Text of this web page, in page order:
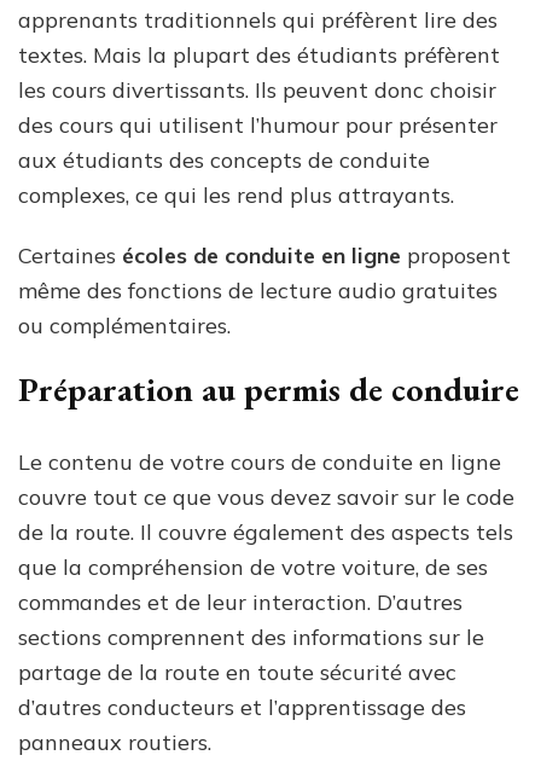
apprenants traditionnels qui préfèrent lire des
textes. Mais la plupart des étudiants préfèrent
les cours divertissants. Ils peuvent donc choisir
des cours qui utilisent l’humour pour présenter
aux étudiants des concepts de conduite
complexes, ce qui les rend plus attrayants.
Certaines écoles de conduite en ligne proposent
même des fonctions de lecture audio gratuites
ou complémentaires.
Préparation au permis de conduire
Le contenu de votre cours de conduite en ligne
couvre tout ce que vous devez savoir sur le code
de la route. Il couvre également des aspects tels
que la compréhension de votre voiture, de ses
commandes et de leur interaction. D’autres
sections comprennent des informations sur le
partage de la route en toute sécurité avec
d’autres conducteurs et l’apprentissage des
panneaux routiers.